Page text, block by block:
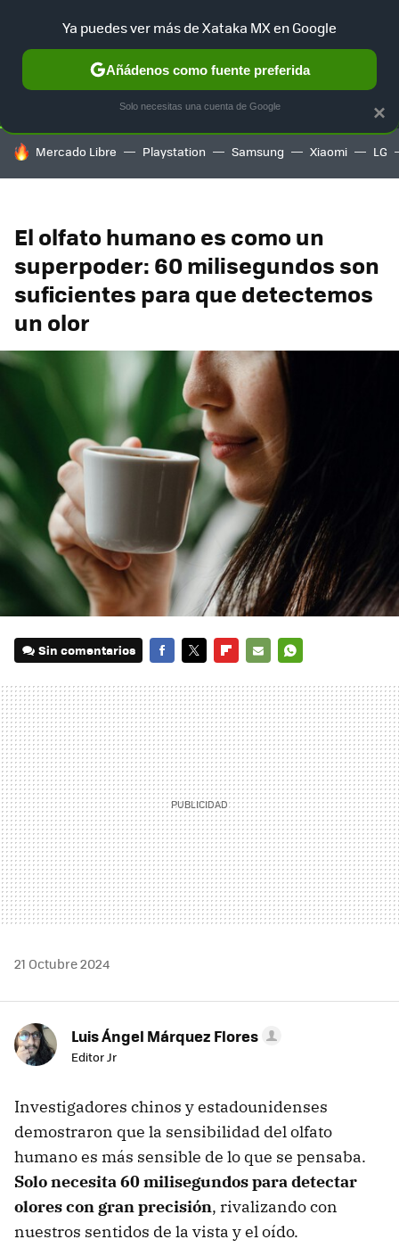
SELECCIÓN GAMING HOME AUTO TERRITORIO
HOY SE HABLA DE
Mercado Libre Playstation Samsung Xiaomi LG
El olfato humano es como un
superpoder: 60 milisegundos son
suficientes para que detectemos
un olor
Sin comentarios
MAIL
21 Octubre 2024
Luis Ángel Márquez Flores
Editor Jr
Investigadores chinos y estadounidenses
demostraron que la sensibilidad del olfato
humano es más sensible de lo que se pensaba.
Solo necesita 60 milisegundos para detectar
olores con gran precisión, rivalizando con
nuestros sentidos de la vista y el oído.
×
Ya puedes ver más de Xataka MX en Google
Añádenos como fuente preferida
Solo necesitas una cuenta de Google